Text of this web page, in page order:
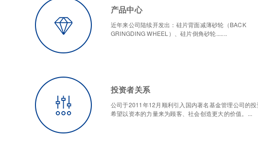
产品中心
近年来公司陆续开发出：硅片背面减薄砂轮（BACK
GRINGDING WHEEL）、硅片倒角砂轮.......
投资者关系
公司于2011年12月顺利引入国内著名基金管理公司的投
希望以资本的力量来为顾客、社会创造更大的价值。...